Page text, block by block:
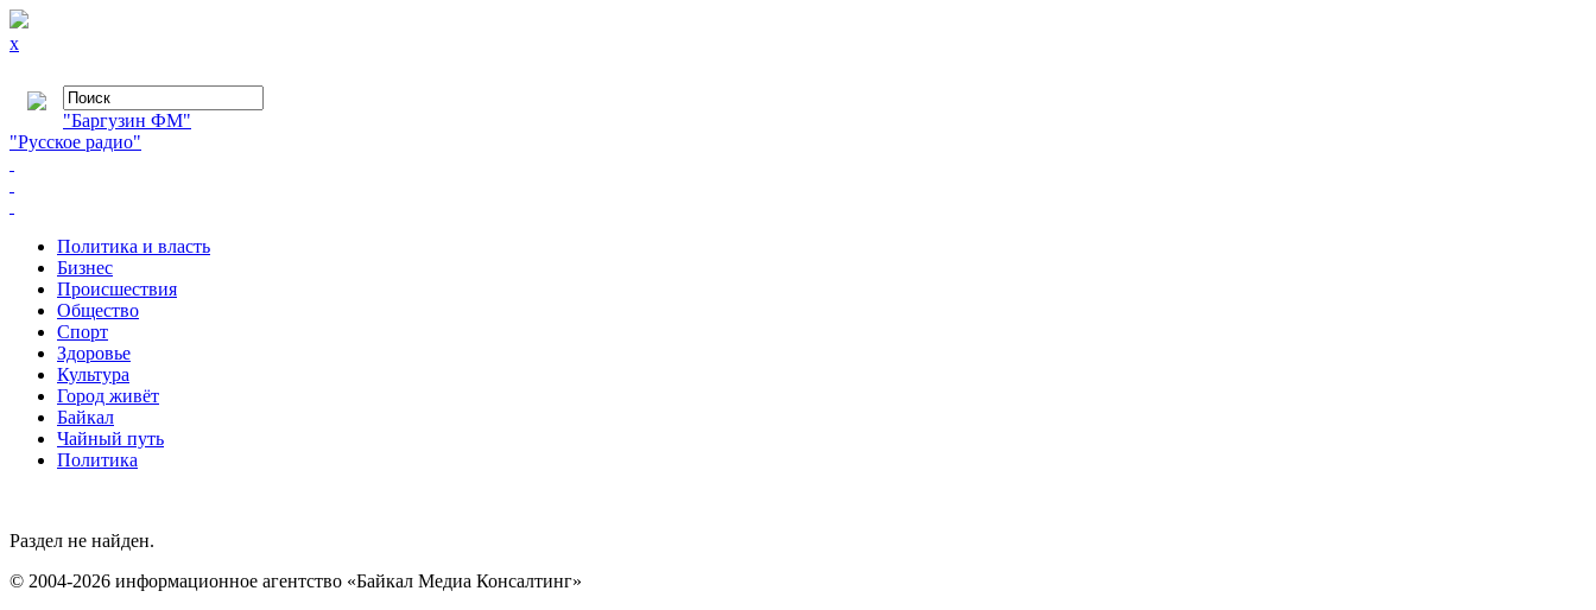
x
"Баргузин ФМ"
"Русское радио"
Политика и власть
Бизнес
Происшествия
Общество
Cпорт
Здоровье
Культура
Город живёт
Байкал
Чайный путь
Политика
Раздел не найден.
© 2004-2026 информационное агентство «Байкал Медиа Консалтинг»